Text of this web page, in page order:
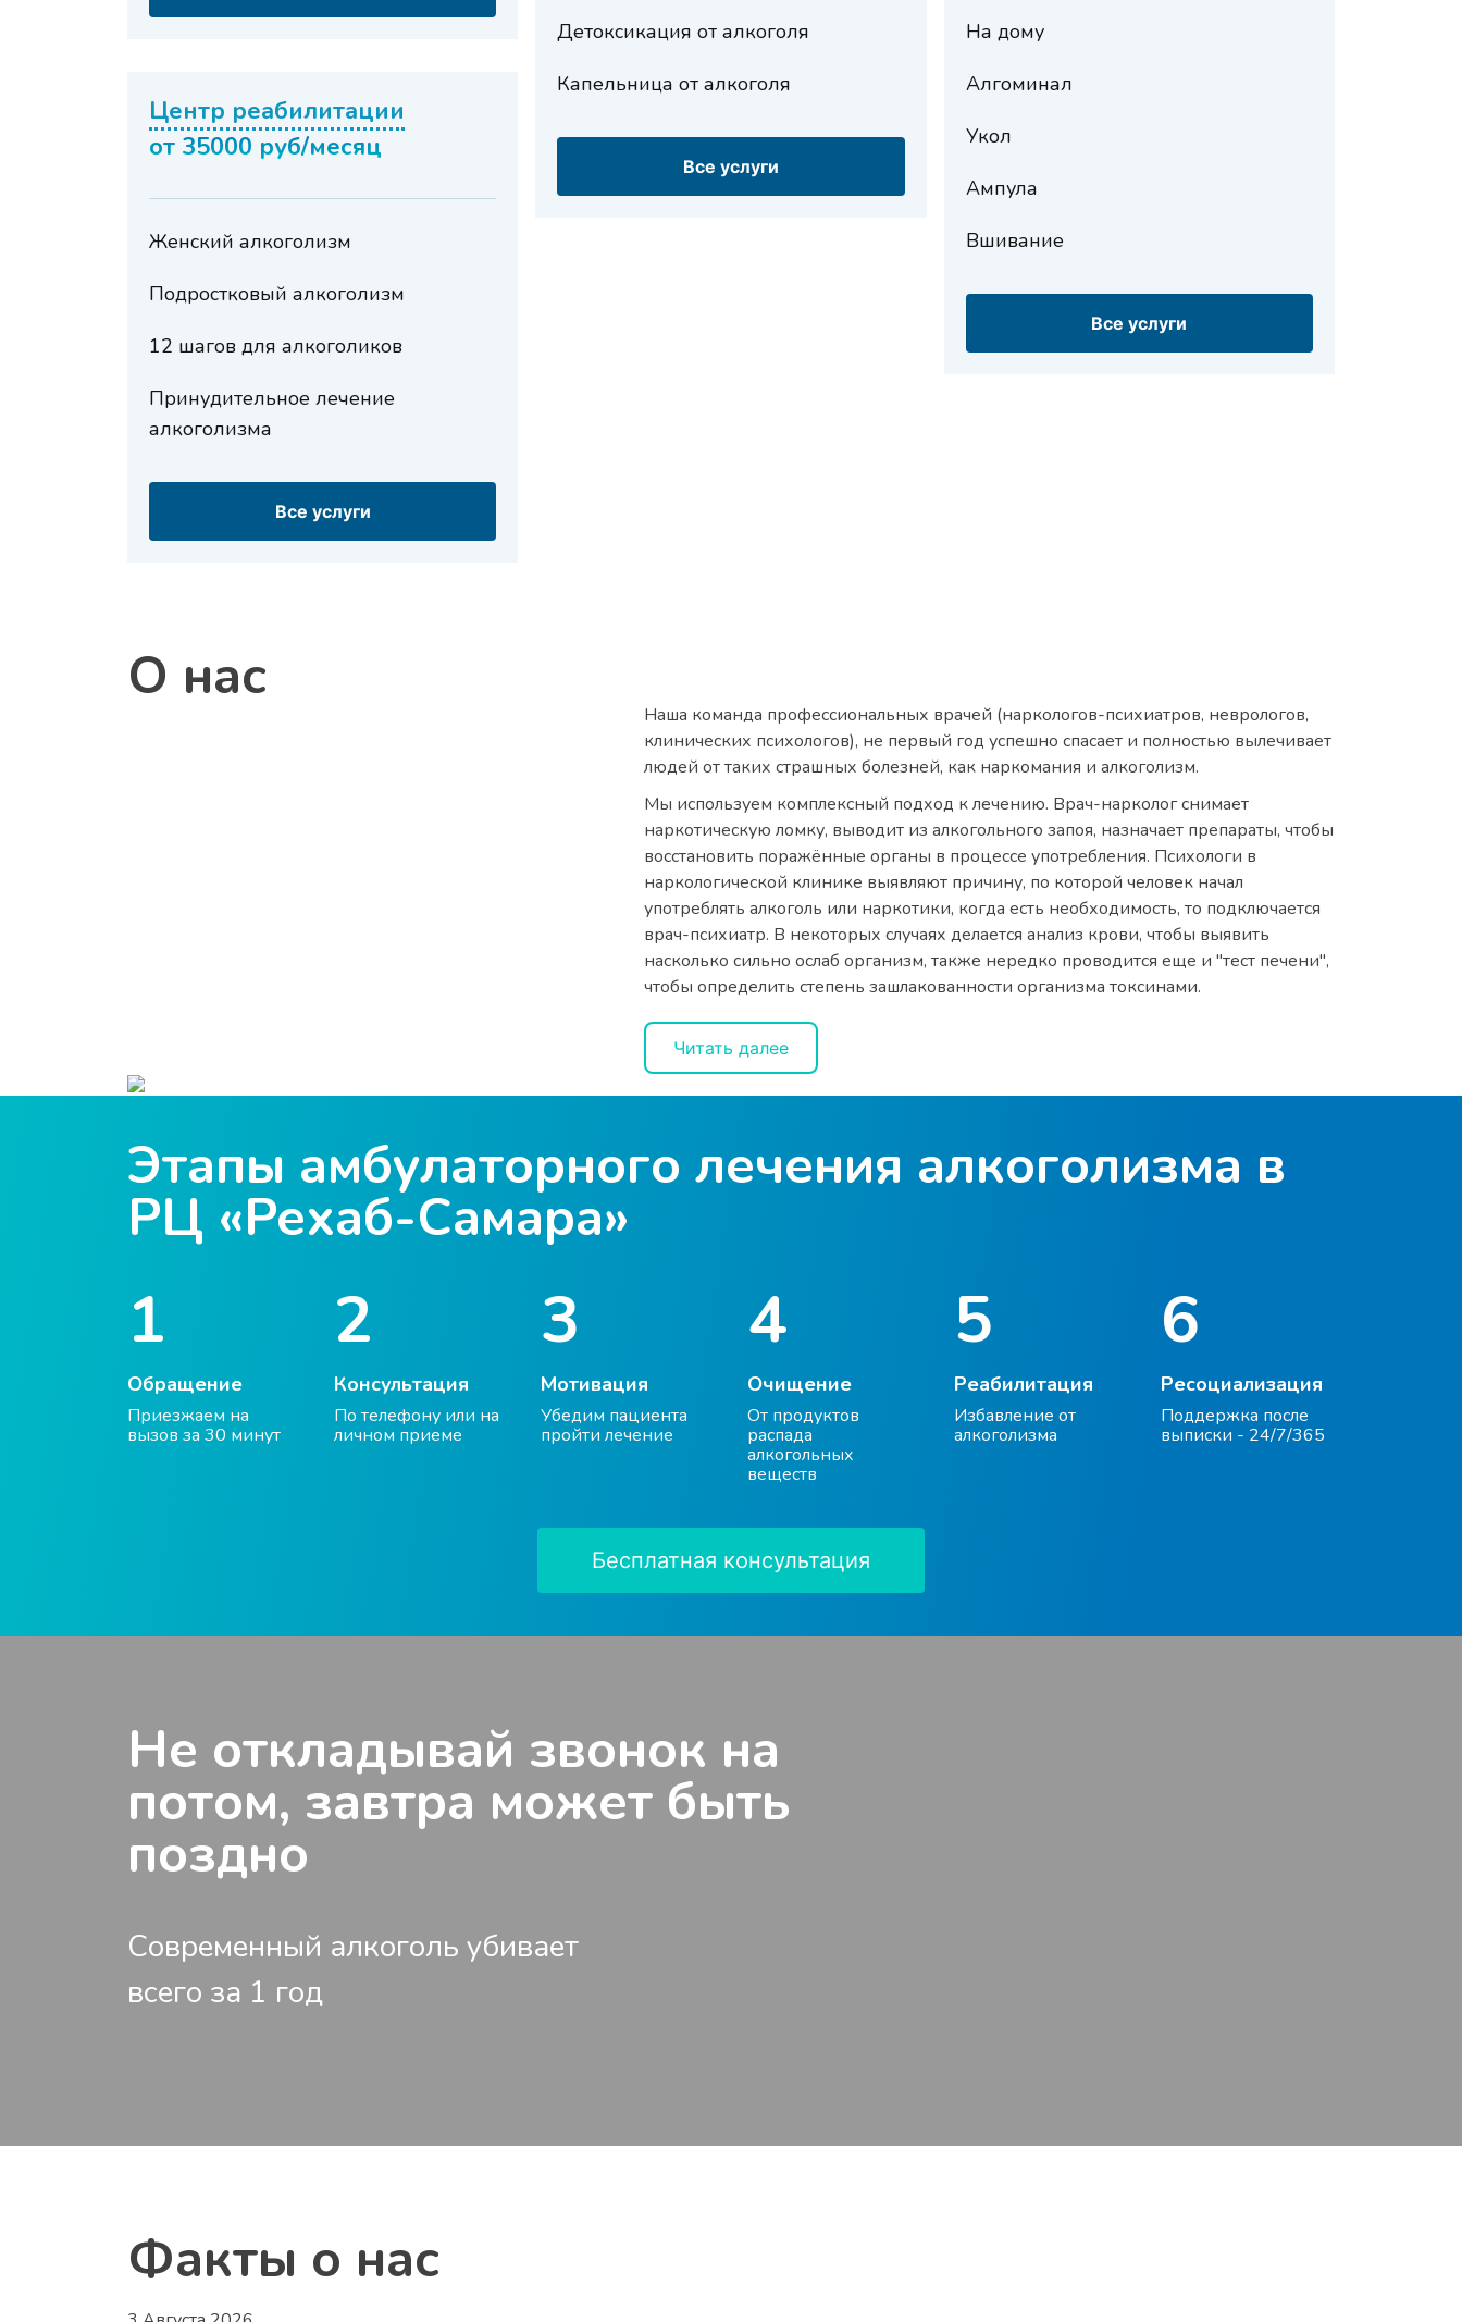
Центр реабилитации
от 35000 руб/
Женский алкоголизм
Подростковый алкоголизм
12 шагов для алкоголиков
Принудительное лечение
алкоголизма
Все услуги
Детоксикация от алкоголя
Капельница от алкоголя
Все услуги
На дому
Алгоминал
Укол
Ампула
Вшивание
Все услуги
О нас
Наша команда профессиональных врачей (наркологов-психиатров, неврологов,
клинических психологов), не первый год успешно спасает и полностью вылечивает
людей от таких страшных болезней, как наркомания и алкоголизм.
Мы используем комплексный подход к лечению. Врач-нарколог снимает
наркотическую ломку, выводит из алкогольного запоя, назначает препараты, чтобы
восстановить поражённые органы в процессе употребления. Психологи в
наркологической клинике выявляют причину, по которой человек начал
употреблять алкоголь или наркотики, когда есть необходимость, то подключается
врач-психиатр. В некоторых случаях делается анализ крови, чтобы выявить
насколько сильно ослаб организм, также нередко проводится еще и "тест печени",
чтобы определить степень зашлакованности организма токсинами.
Врачи совместно выстраивают индивидуальный план лечения. При этом
назначается либо индивидуально подобранная кодировка, либо курс
реабилитации. При необходимости могут назначаться занятия с психотерапевтом,
психологом, лечебный массаж, восстанавливающие капельницы или аппаратное
вернуться к здоровой и счастливой жизни. Наши специалисты сделают все
возможное для этого!
Читать далее
Этапы амбулаторного лечения алкоголизма в
РЦ «Рехаб-Самара»
1
Обращение
Приезжаем на
вызов за 30 минут
2
Консультация
По телефону или на
личном приеме
3
Мотивация
Убедим пациента
пройти лечение
4
Очищение
От продуктов
распада
алкогольных
веществ
5
Реабилитация
Избавление от
алкоголизма
6
Ресоциализация
Поддержка после
выписки - 24/7/365
Бесплатная консультация
Не откладывай звонок на
потом, завтра может быть
поздно
Современный алкоголь убивает
всего за 1 год
Факты о нас